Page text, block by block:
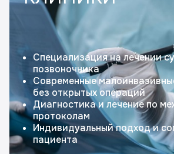
Специализация на лечении
позвоночника
Современные
без открытых операций
Диагностика и лечение по
протоколам
Индивидуальный подход и
пациента